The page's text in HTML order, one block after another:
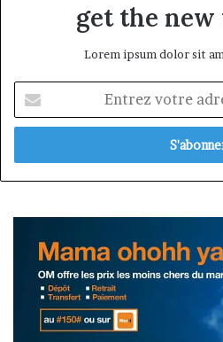
get the new
Lorem ipsum dolor sit
votre
adresse